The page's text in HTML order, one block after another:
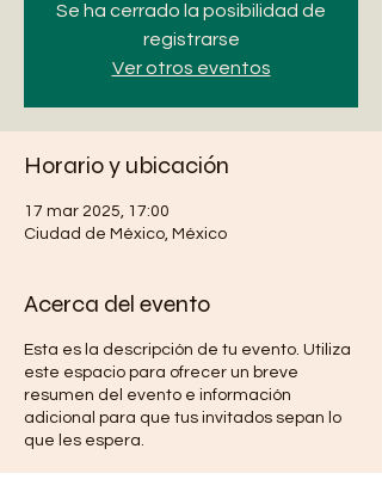
Se ha cerrado la posibilidad de
registrarse
Ver otros eventos
Horario y ubicación
17 mar 2025, 17:00
Ciudad de México, México
Acerca del evento
Esta es la descripción de tu evento. Utiliza
este espacio para ofrecer un breve
resumen del evento e información
adicional para que tus invitados sepan lo
que les espera.